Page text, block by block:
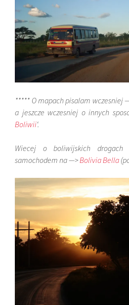
***** O mapach pisalam wczesniej
a jeszcze wczesniej o innych
Boliwii‘.
Wiecej o boliwijskich drogach
samochodem na —>Bolivia Bella